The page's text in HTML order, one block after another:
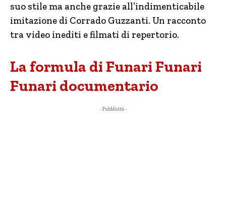
suo stile ma anche grazie all’indimenticabile
imitazione di Corrado Guzzanti. Un racconto
tra video inediti e filmati di repertorio.
La formula di Funari Funari
Funari documentario
- Pubblicità -